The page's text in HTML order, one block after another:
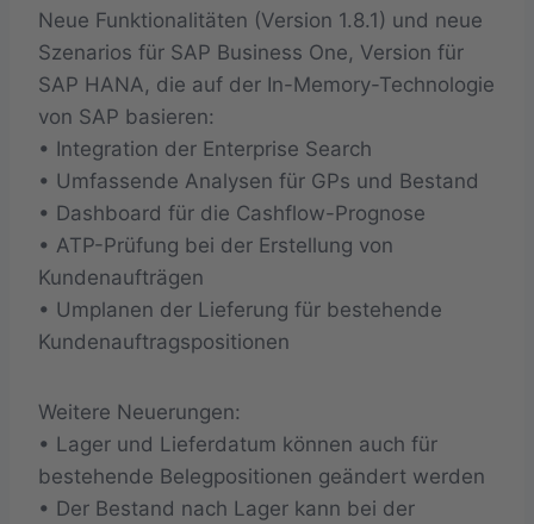
Neue Funktionalitäten (Version 1.8.1) und neue
Szenarios für SAP Business One, Version für
SAP HANA, die auf der In-Memory-Technologie
von SAP basieren:
• Integration der Enterprise Search
• Umfassende Analysen für GPs und Bestand
• Dashboard für die Cashflow-Prognose
• ATP-Prüfung bei der Erstellung von
Kundenaufträgen
• Umplanen der Lieferung für bestehende
Kundenauftragspositionen
Weitere Neuerungen:
• Lager und Lieferdatum können auch für
bestehende Belegpositionen geändert werden
• Der Bestand nach Lager kann bei der